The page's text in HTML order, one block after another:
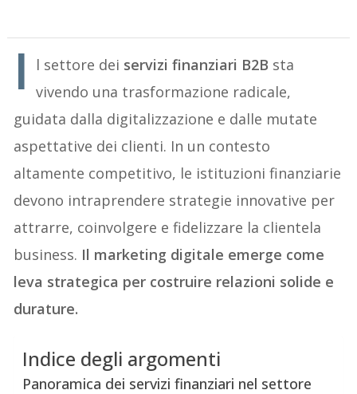
I l settore dei servizi finanziari B2B sta
vivendo una trasformazione radicale,
guidata dalla digitalizzazione e dalle mutate
aspettative dei clienti. In un contesto
altamente competitivo, le istituzioni finanziarie
devono intraprendere strategie innovative per
attrarre, coinvolgere e fidelizzare la clientela
business. Il marketing digitale emerge come
leva strategica per costruire relazioni solide e
durature.
Indice degli argomenti
Panoramica dei servizi finanziari nel settore